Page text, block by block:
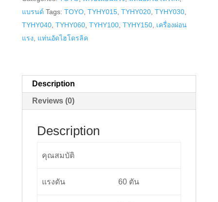
60ตัน
TOYO
รุ่น
TYHY060
แบรนด์ Tags: TOYO, TYHY015, TYHY020, TYHY030,
TYHY040, TYHY060, TYHY100, TYHY150, เครื่องผ่อน
แรง
แท่นอัดไฮโดรลิค
Description
Reviews (0)
Description
คุณสมบัติ
แรงดัน 60 ตัน